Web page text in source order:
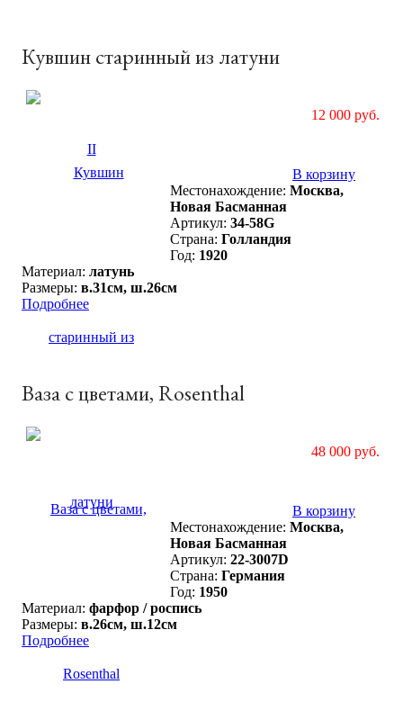
Кувшин старинный из латуни
12 000 руб.
В корзину
Местонахождение: Москва,
Новая Басманная
Артикул: 34-58G
Страна: Голландия
Год: 1920
Материал: латунь
Размеры: в.31см, ш.26см
Подробнее
Ваза с цветами, Rosenthal
48 000 руб.
В корзину
Местонахождение: Москва,
Новая Басманная
Артикул: 22-3007D
Страна: Германия
Год: 1950
Материал: фарфор / роспись
Размеры: в.26см, ш.12см
Подробнее